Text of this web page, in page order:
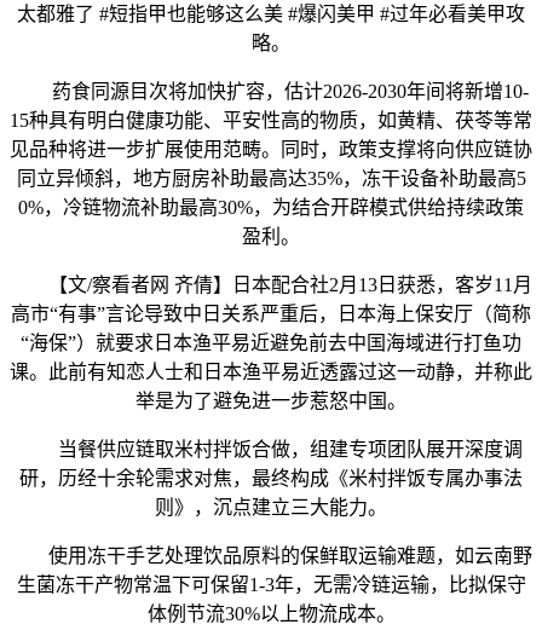
太都雅了 #短指甲也能够这么美 #爆闪美甲 #过年必看美甲攻
略。
药食同源目次将加快扩容，估计2026-2030年间将新增10-
15种具有明白健康功能、平安性高的物质，如黄精、茯苓等常
见品种将进一步扩展使用范畴。同时，政策支撑将向供应链协
同立异倾斜，地方厨房补助最高达35%，冻干设备补助最高5
0%，冷链物流补助最高30%，为结合开辟模式供给持续政策
盈利。
【文/察看者网 齐倩】日本配合社2月13日获悉，客岁11月
高市“有事”言论导致中日关系严重后，日本海上保安厅（简称
“海保”）就要求日本渔平易近避免前去中国海域进行打鱼功
课。此前有知恋人士和日本渔平易近透露过这一动静，并称此
举是为了避免进一步惹怒中国。
当餐供应链取米村拌饭合做，组建专项团队展开深度调
研，历经十余轮需求对焦，最终构成《米村拌饭专属办事法
则》，沉点建立三大能力。
使用冻干手艺处理饮品原料的保鲜取运输难题，如云南野
生菌冻干产物常温下可保留1-3年，无需冷链运输，比拟保守
体例节流30%以上物流成本。